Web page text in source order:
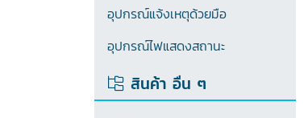
อุปกรณ์แจ้งเหตุด้วยมือ
อุปกรณ์ไฟแสดงสถานะ
สินค้า อื่น ๆ